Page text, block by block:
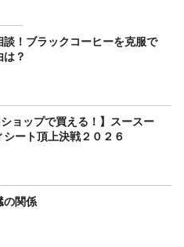
談！ブラックコーヒーを克服で
は？
ショップで買える！】スースー
シート頂上決戦２０２６
の関係